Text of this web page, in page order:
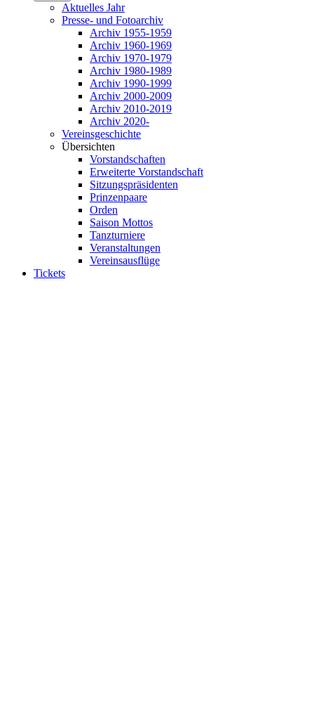
Aktuelles Jahr
Presse- und Fotoarchiv
Archiv 1955-1959
Archiv 1960-1969
Archiv 1970-1979
Archiv 1980-1989
Archiv 1990-1999
Archiv 2000-2009
Archiv 2010-2019
Archiv 2020-
Vereinsgeschichte
Übersichten
Vorstandschaften
Erweiterte Vorstandschaft
Sitzungspräsidenten
Prinzenpaare
Orden
Saison Mottos
Tanzturniere
Veranstaltungen
Vereinsausflüge
Tickets